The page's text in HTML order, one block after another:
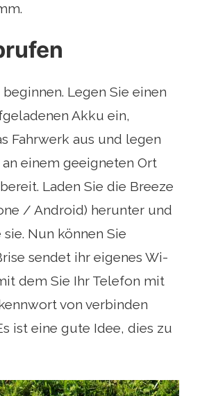
Legen Sie einen
Akku ein,
Fahrwerk aus und legen
einem geeigneten Ort
Laden Sie die Breeze
/ Android) herunter und
Nun können Sie
sendet ihr eigenes Wi-
dem Sie Ihr Telefon mit
von verbinden
ist eine gute Idee, dies zu